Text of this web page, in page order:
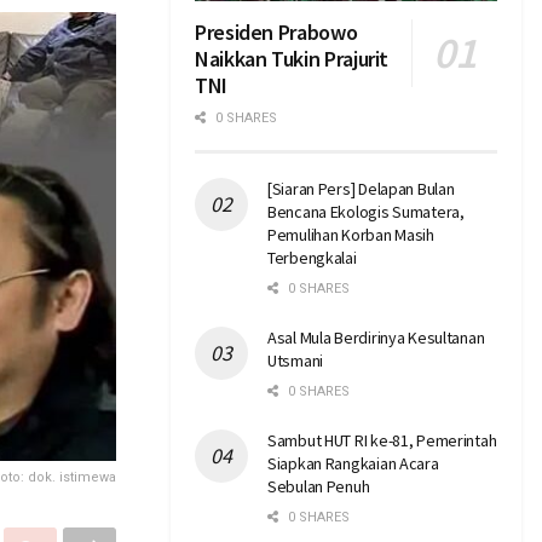
dok. istimewa
Presiden Prabowo
Naikkan Tukin Prajurit
TNI
0 SHARES
[Siaran Pers] Delapan Bulan
Bencana Ekologis Sumatera,
Pemulihan Korban Masih
Terbengkalai
0 SHARES
Asal Mula Berdirinya Kesultanan
Utsmani
0 SHARES
Sambut HUT RI ke-81, Pemerintah
Siapkan Rangkaian Acara
Sebulan Penuh
0 SHARES